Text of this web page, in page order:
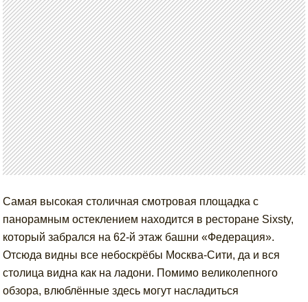
Самая высокая столичная смотровая площадка с
панорамным остеклением находится в ресторане Sixsty,
который забрался на 62-й этаж башни «Федерация».
Отсюда видны все небоскрёбы Москва-Сити, да и вся
столица видна как на ладони. Помимо великолепного
обзора, влюблённые здесь могут насладиться